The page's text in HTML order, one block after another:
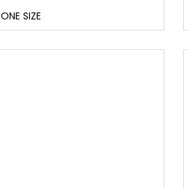
ONE SIZE